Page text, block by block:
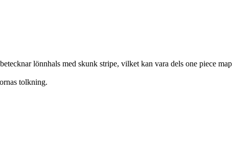
lönnhals med skunk stripe, vilket kan vara dels one piece
tolkning.